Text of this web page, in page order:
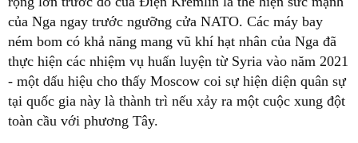
của Nga ngay trước ngưỡng cửa NATO. Các máy bay
ném bom có khả năng mang vũ khí hạt nhân của Nga đã
thực hiện các nhiệm vụ huấn luyện từ Syria vào năm 2021
- một dấu hiệu cho thấy Moscow coi sự hiện diện quân sự
tại quốc gia này là thành trì nếu xảy ra một cuộc xung đột
toàn cầu với phương Tây.